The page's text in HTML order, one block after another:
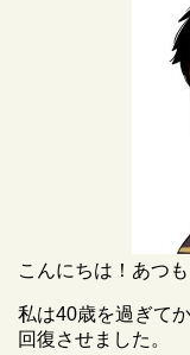
こんにちは！あつも
私は40歳を過ぎて
回復させました。